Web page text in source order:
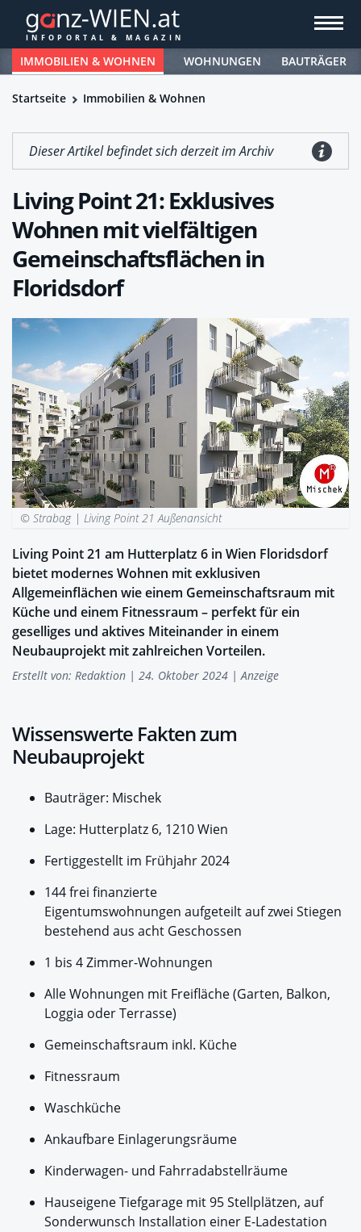
IMMOBILIEN & WOHNEN WOHNUNGEN BAUTRÄGER
Startseite Immobilien & Wohnen
Dieser Artikel befindet sich derzeit im Archiv
Living Point 21: Exklusives
Wohnen mit vielfältigen
Gemeinschaftsflächen in
Floridsdorf
© Strabag |Living Point 21 Außenansicht
Living Point 21 am Hutterplatz 6 in Wien Floridsdorf
bietet modernes Wohnen mit exklusiven
Allgemeinflächen wie einem Gemeinschaftsraum mit
Küche und einem Fitnessraum – perfekt für ein
geselliges und aktives Miteinander in einem
Neubauprojekt mit zahlreichen Vorteilen.
Erstellt von: Redaktion | 24. Oktober 2024 | Anzeige
Wissenswerte Fakten zum
Neubauprojekt
Bauträger: Mischek
Lage: Hutterplatz 6, 1210 Wien
Fertiggestellt im Frühjahr 2024
144 frei finanzierte
Eigentumswohnungen aufgeteilt auf zwei Stiegen
bestehend aus acht Geschossen
1 bis 4 Zimmer-Wohnungen
Alle Wohnungen mit Freifläche (Garten, Balkon,
Loggia oder Terrasse)
Gemeinschaftsraum inkl. Küche
Fitnessraum
Waschküche
Ankaufbare Einlagerungsräume
Kinderwagen- und Fahrradabstellräume
Hauseigene Tiefgarage mit 95 Stellplätzen, auf
Sonderwunsch Installation einer E-Ladestation